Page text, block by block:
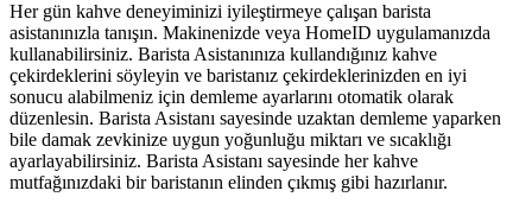
Her gün kahve deneyiminizi iyileştirmeye çalışan barista
asistanınızla tanışın. Makinenizde veya HomeID uygulamanızda
kullanabilirsiniz. Barista Asistanınıza kullandığınız kahve
çekirdeklerini söyleyin ve baristanız çekirdeklerinizden en iyi
sonucu alabilmeniz için demleme ayarlarını otomatik olarak
düzenlesin. Barista Asistanı sayesinde uzaktan demleme yaparken
bile damak zevkinize uygun yoğunluğu miktarı ve sıcaklığı
ayarlayabilirsiniz. Barista Asistanı sayesinde her kahve
mutfağınızdaki bir baristanın elinden çıkmış gibi hazırlanır.